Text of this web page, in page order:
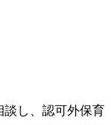
談し、認可外保育